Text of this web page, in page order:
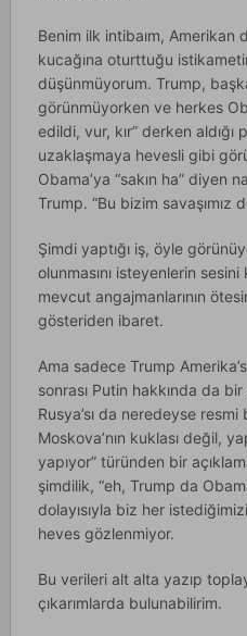
Benim ilk intibaım, Amerikan
kucağına oturttuğu
düşünmüyorum. Trump,
görünmüyorken ve herkes
edildi, vur, kır” derken aldığı
uzaklaşmaya hevesli gibi
Obama’ya “sakın ha” diyen
Trump. “Bu bizim savaşımız
Şimdi yaptığı iş, öyle
olunmasını isteyenlerin
mevcut angajmanlarının
gösteriden ibaret.
Ama sadece Trump
sonrası Putin hakkında da
Rusya’sı da neredeyse
Moskova’nın kuklası değil,
yapıyor” türünden bir
şimdilik, “eh, Trump da
dolayısıyla biz her
heves gözlenmiyor.
Bu verileri alt alta yazıp
çıkarımlarda bulunabilirim.